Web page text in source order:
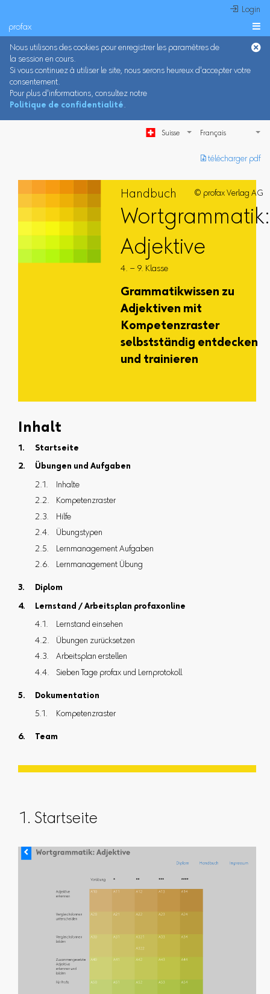
 Login
profax 
Nous utilisons des cookies pour enregistrer les paramètres de
la session en cours.
Si vous continuez à utiliser le site, nous serons heureux d'accepter votre
consentement.
Pour plus d'informations, consultez notre
Politique de confidentialité.
Suisse
︎ télécharger pdf
Handbuch © profax Verlag AG
Adjektive
4. – 9. Klasse
Grammatikwissen zu
Adjektiven mit
Kompetenzraster
selbstständig entdecken
und trainieren
Inhalt
Startseite
Übungen und Aufgaben
Inhalte
Kompetenzraster
Hilfe
Übungstypen
Lernmanagement Aufgaben
Lernmanagement Übung
Diplom
Lernstand / Arbeitsplan profaxonline
Lernstand einsehen
Übungen zurücksetzen
Arbeitsplan erstellen
Sieben Tage profax und Lernprotokoll
Dokumentation
Kompetenzraster
Team
1. Startseite